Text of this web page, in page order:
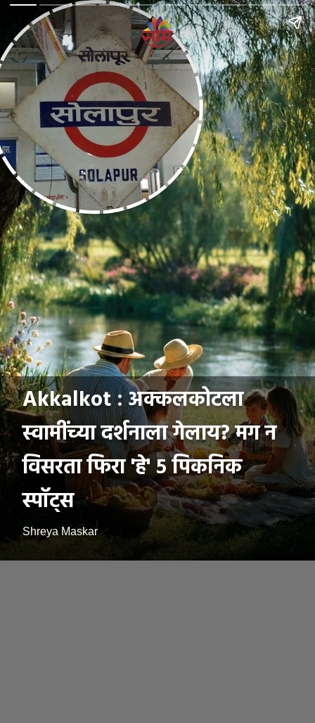
Akkalkot : अक्कलकोटला
स्वामींच्या दर्शनाला गेलाय? मग न
विसरता फिरा 'हे' ५ पिकनिक
स्पॉट्स
Shreya Maskar